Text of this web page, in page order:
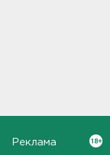
Реклама